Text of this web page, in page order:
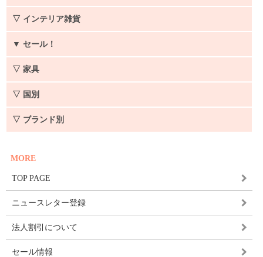
▽ インテリア雑貨
▼ セール！
▽ 家具
▽ 国別
▽ ブランド別
MORE
TOP PAGE
ニュースレター登録
法人割引について
セール情報